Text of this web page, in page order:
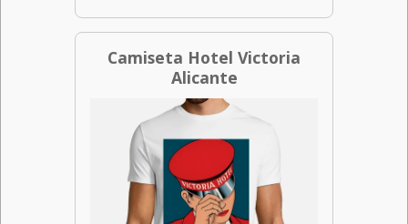
Camiseta Hotel Victoria
Alicante